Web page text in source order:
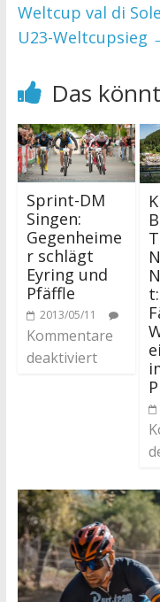
Weltcup val di
U23-Weltcupsieg
Das
Sprint-DM
Singen:
Gegenheime
r schlägt
Eyring und
Pfäffle
2013/05/11
Kommentare
deaktiviert